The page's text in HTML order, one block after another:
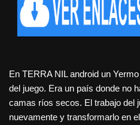
En TERRA NIL android un
del juego. Era un país donde no
camas ríos secos. El trabajo del
nuevamente y transformarlo en